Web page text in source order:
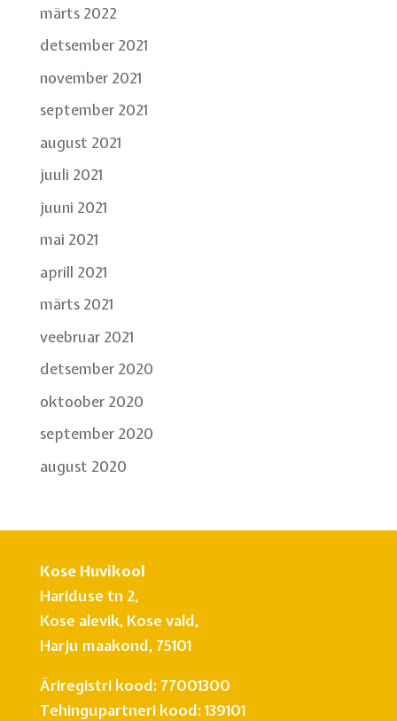
märts 2022
detsember 2021
november 2021
september 2021
august 2021
juuli 2021
juuni 2021
mai 2021
aprill 2021
märts 2021
veebruar 2021
detsember 2020
oktoober 2020
september 2020
august 2020
Kose Huvikool
Hariduse tn 2,
Kose alevik, Kose vald,
Harju maakond, 75101
Äriregistri kood: 77001300
Tehingupartneri kood: 139101